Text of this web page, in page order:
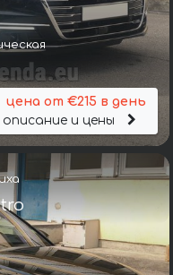
цена от €215 в день
описание и цены